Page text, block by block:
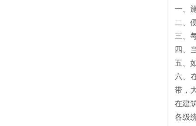
一、
二、
三、
四、
五、
六、
带，
在建
各级